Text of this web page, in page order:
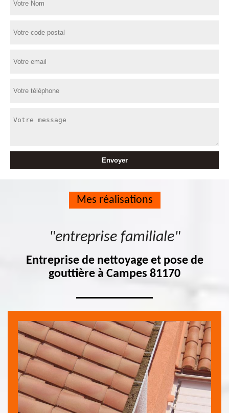
Mes réalisations
"entreprise familiale"
Entreprise de nettoyage et pose de
gouttière à Campes 81170